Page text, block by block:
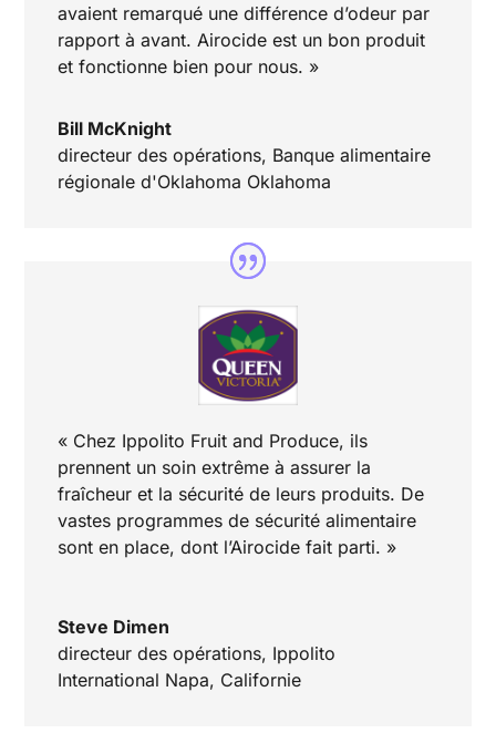
avaient remarqué une différence d’odeur par
rapport à avant. Airocide est un bon produit
et fonctionne bien pour nous. »
Bill McKnight
directeur des opérations, Banque alimentaire
régionale d'Oklahoma Oklahoma
« Chez Ippolito Fruit and Produce, ils
prennent un soin extrême à assurer la
fraîcheur et la sécurité de leurs produits. De
vastes programmes de sécurité alimentaire
sont en place, dont l’Airocide fait parti. »
Steve Dimen
directeur des opérations, Ippolito
International Napa, Californie